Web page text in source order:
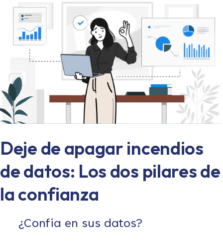
Deje de apagar incendios
de datos: Los dos pilares de
la confianza
¿Confia en sus datos?